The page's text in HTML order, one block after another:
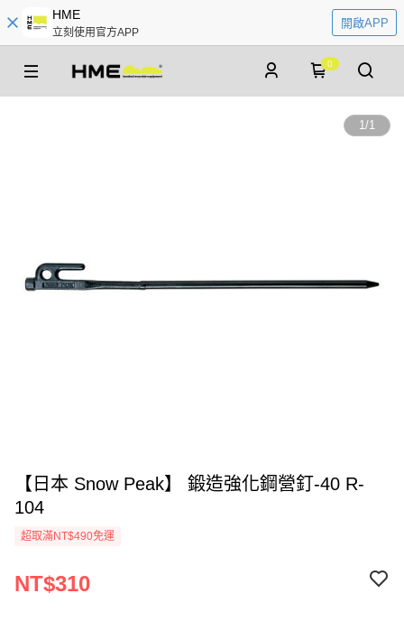
HME
立刻使用官方APP
開啟APP
0
1/1
【日本 Snow Peak】 鍛造強化鋼營釘-40 R-
104
超取滿NT$490免運
NT$310